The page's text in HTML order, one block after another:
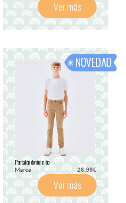
Ver más
Pantalón denim niño
Marca 26,99€
Ver más